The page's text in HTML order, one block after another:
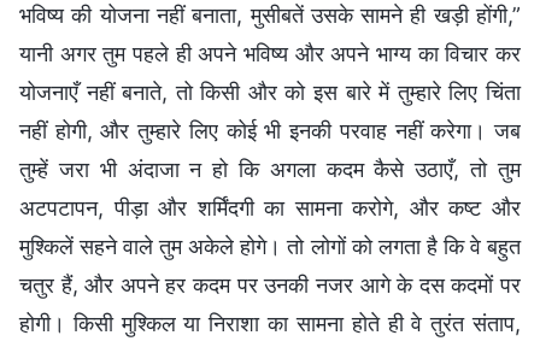
भविष्य की योजना नहीं बनाता, मुसीबतें उसके सामने ही खड़ी होंगी,”
यानी अगर तुम पहले ही अपने भविष्य और अपने भाग्य का विचार कर
योजनाएँ नहीं बनाते, तो किसी और को इस बारे में तुम्हारे लिए चिंता
नहीं होगी, और तुम्हारे लिए कोई भी इनकी परवाह नहीं करेगा। जब
तुम्हें जरा भी अंदाजा न हो कि अगला कदम कैसे उठाएँ, तो तुम
अटपटापन, पीड़ा और शर्मिंदगी का सामना करोगे, और कष्ट और
मुश्किलें सहने वाले तुम अकेले होगे। तो लोगों को लगता है कि वे बहुत
चतुर हैं, और अपने हर कदम पर उनकी नजर आगे के दस कदमों पर
होगी। किसी मुश्किल या निराशा का सामना होते ही वे तुरंत संताप,